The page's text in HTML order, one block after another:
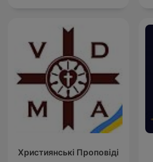
Християнські Проповіді